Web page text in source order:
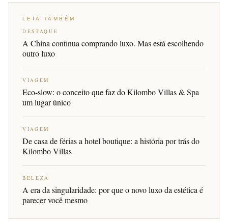
LEIA TAMBÉM
DESTAQUE
A China continua comprando luxo. Mas está escolhendo
outro luxo
VIAGEM
Eco-slow: o conceito que faz do Kilombo Villas & Spa
um lugar único
VIAGEM
De casa de férias a hotel boutique: a história por trás do
Kilombo Villas
BELEZA
A era da singularidade: por que o novo luxo da estética é
parecer você mesmo